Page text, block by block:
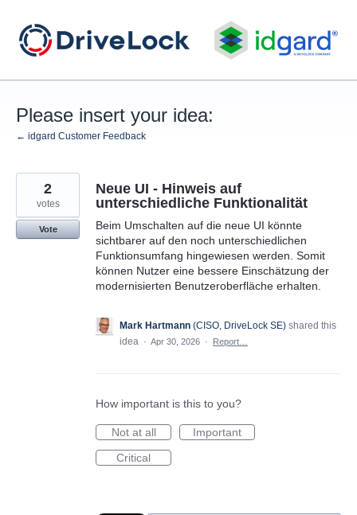
to
content
Please insert your idea:
← idgard Customer Feedback
Neue UI - Hinweis auf
unterschiedliche Funktionalität
Beim Umschalten auf die neue UI könnte
sichtbarer auf den noch unterschiedlichen
Funktionsumfang hingewiesen werden. Somit
können Nutzer eine bessere Einschätzung der
modernisierten Benutzeroberfläche erhalten.
2
votes
Vote
Mark Hartmann (CISO, DriveLock SE) shared this
idea · Apr 30, 2026 · Report…
How important is this to you?
Not at all
Important
Critical